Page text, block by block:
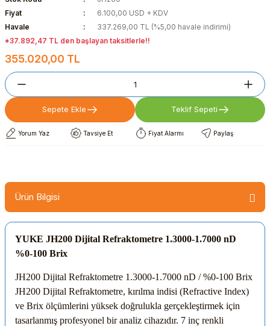
Fiyat
6.100,00 USD + KDV
Havale
337.269,00 TL (%5,00 havale indirimi)
*37.892,47 TL den başlayan taksitlerle!!
355.020,00 TL
Sepete Ekle Teklif Sepeti
Yorum Yaz Tavsiye Et Fiyat Alarmı Paylaş
Ürün Bilgisi
YUKE JH200 Dijital Refraktometre 1.3000-1.7000 nD
%0-100 Brix
JH200 Dijital Refraktometre 1.3000-1.7000 nD / %0-100 Brix
JH200 Dijital Refraktometre, kırılma indisi (Refractive Index)
ve Brix ölçümlerini yüksek doğrulukla gerçekleştirmek için
tasarlanmış profesyonel bir analiz cihazıdır. 7 inç renkli